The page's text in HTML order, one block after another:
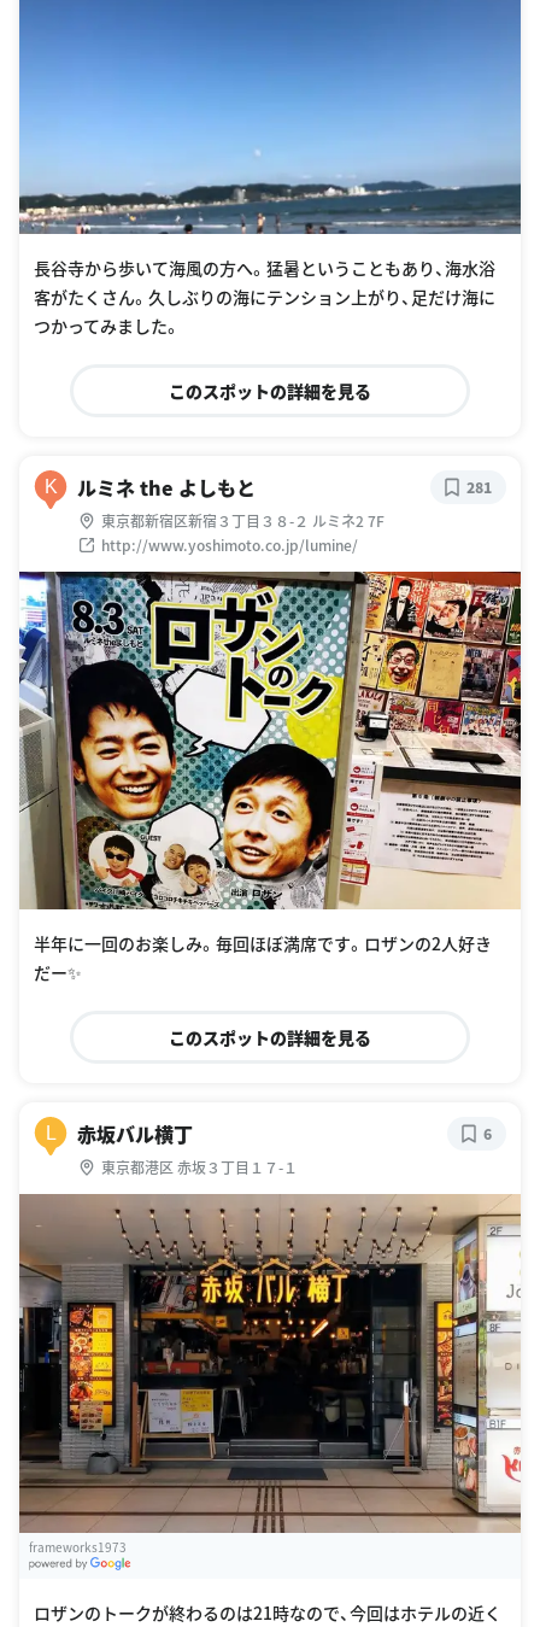
長谷寺から歩いて海風の方へ。猛暑ということもあり、海水浴
客がたくさん。久しぶりの海にテンション上がり、足だけ海に
つかってみました。
このスポットの詳細を見る
K ルミネ the よしもと
東京都新宿区新宿３丁目３８-２ ルミネ2 7F
http://www.yoshimoto.co.jp/lumine/
281
半年に一回のお楽しみ。毎回ほぼ満席です。ロザンの2人好き
だー✨
このスポットの詳細を見る
L 赤坂バル横丁
東京都港区 赤坂３丁目１７-１
6
frameworks1973
ロザンのトークが終わるのは21時なので、今回はホテルの近く